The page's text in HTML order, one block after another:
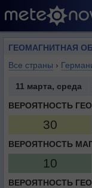
Все страны ›
11 марта, среда
ВЕРОЯТНОСТЬ
30
ВЕРОЯТНОСТЬ
10
ВЕРОЯТНОСТЬ